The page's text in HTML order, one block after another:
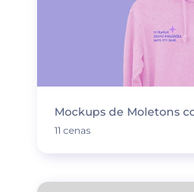
Mockups de Moletons
11 cenas